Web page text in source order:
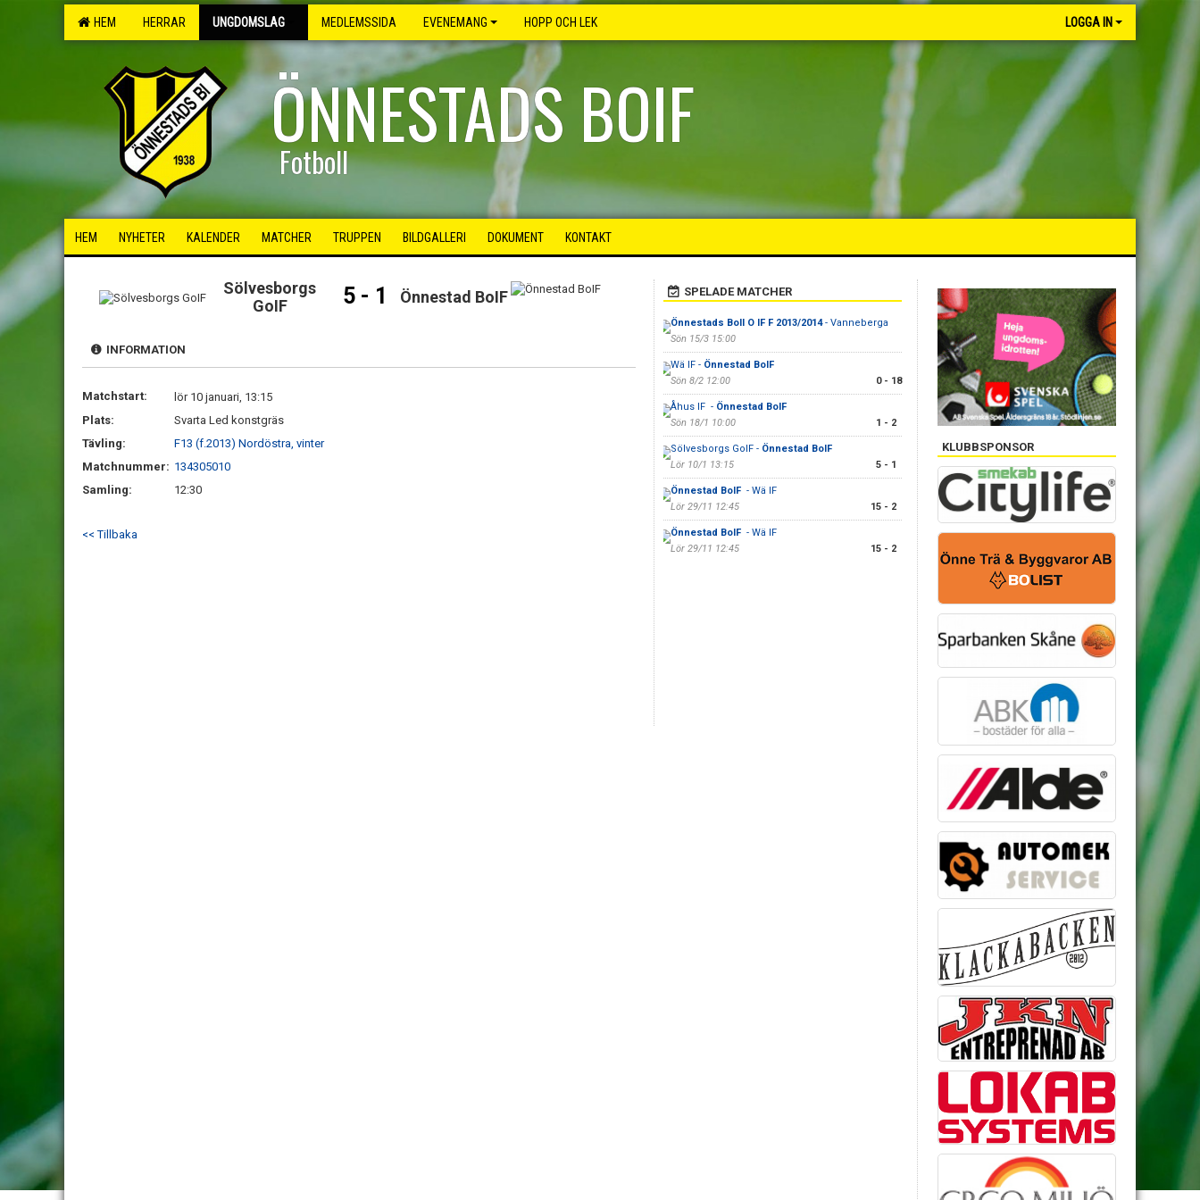
HEM HERRAR UNGDOMSLAG MEDLEMSSIDA EVENEMANG HOPP OCH LEK LOGGA IN
ÖNNESTADS BOIF
Fotboll
HEM NYHETER KALENDER MATCHER TRUPPEN BILDGALLERI DOKUMENT KONTAKT
Sölvesborgs
GoIF
5 - 1 Önnestad BoIF
INFORMATION
Matchstart:
lör 10 januari, 13:15
Plats:
Svarta Led konstgräs
Tävling:
F13 (f.2013) Nordöstra, vinter
Matchnummer: 134305010
Samling:
12:30
<< Tillbaka
SPELADE MATCHER
Önnestads Boll O IF F 2013/2014- Vanneberga
Sön 15/3 15:00
Wä IF - Önnestad BoIF
Sön 8/2 12:00
0 - 18
Åhus IF - Önnestad BoIF
Sön 18/1 10:00
1 - 2
Sölvesborgs GoIF - Önnestad BoIF
Lör 10/1 13:15
5 - 1
Önnestad BoIF - Wä IF
Lör 29/11 12:45
15 - 2
Önnestad BoIF - Wä IF
Lör 29/11 12:45
15 - 2
KLUBBSPONSOR